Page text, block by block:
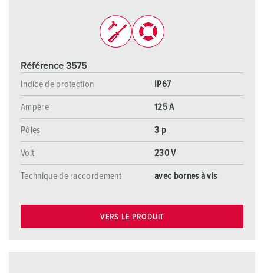
Référence 3575
Indice de protection
IP67
Ampère 125 A
Pôles 3 p
Volt 230 V
Technique de raccordement avec bornes à vis
VERS LE PRODUIT